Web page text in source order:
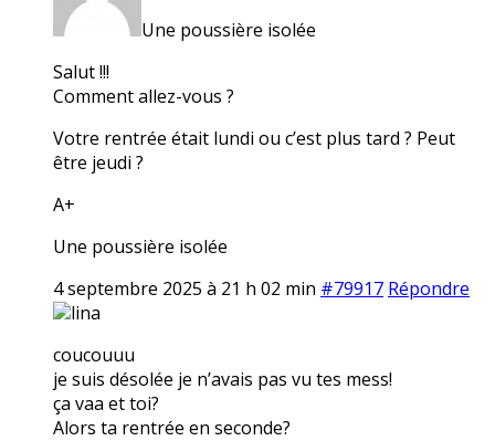
Une poussière isolée
Salut !!!
Comment allez-vous ?
Votre rentrée était lundi ou c’est plus tard ? Peut
être jeudi ?
A+
Une poussière isolée
4 septembre 2025 à 21 h 02 min #79917 Répondre
lina
coucouuu
je suis désolée je n’avais pas vu tes mess!
ça vaa et toi?
Alors ta rentrée en seconde?